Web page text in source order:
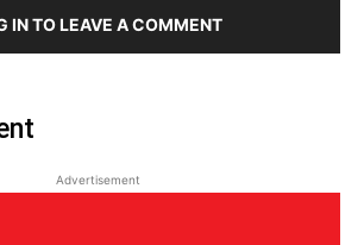
IN TO LEAVE A COMMENT
Advertisement